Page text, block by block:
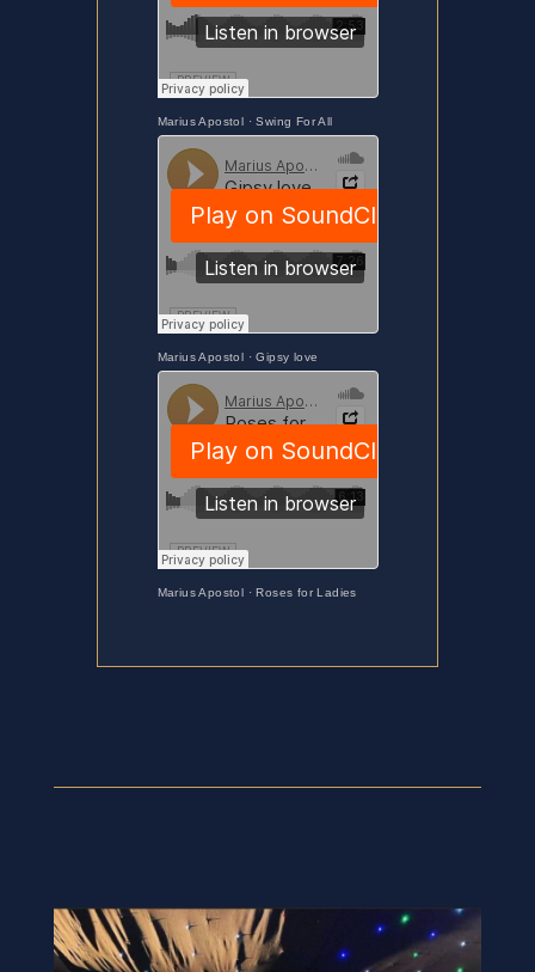
Marius Apostol ·Swing For All
Marius Apostol ·Gipsy love
Marius Apostol ·Roses for Ladies